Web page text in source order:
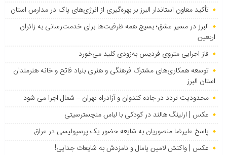
تأکید معاون استاندار البرز بر بهره‌گیری از انرژی‌های پاک در مدارس استان
البرز در مسیر عشق؛ بسیج همه ظرفیت‌ها برای خدمت‌رسانی به زائران
اربعین
فاز اجرایی متروی فردیس به‌زودی کلید می‌خورد
توسعه همکاری‌های مشترک فرهنگی و هنری بنیاد فاتح و خانه هنرمندان
استان البرز
محدودیت تردد در جاده کندوان و آزادراه تهران – شمال اجرا می شود
عکس | ارلینگ هالند در کودکی با لباس منچسترسیتی
پاسخ علیرضا منصوریان به شایعه حضور یک پرسپولیسی در عراق
عکس | واکنش لامین یامال و نامزدش به شایعات جدایی!